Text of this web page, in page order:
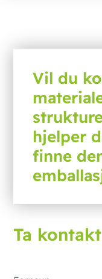
Vil du
hjelper
finne
Ta kontakt